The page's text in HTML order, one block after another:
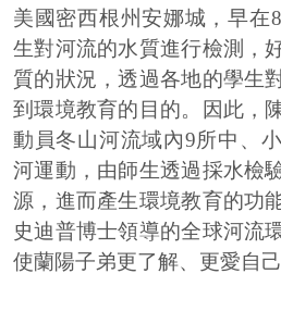
美國密西根州安娜城，早在
生對河流的水質進行檢測，
質的狀況，透過各地的學生
到環境教育的目的。因此，
動員冬山河流域內9所中、
河運動，由師生透過採水檢
源，進而產生環境教育的功
史迪普博士領導的全球河流
使蘭陽子弟更了解、更愛自